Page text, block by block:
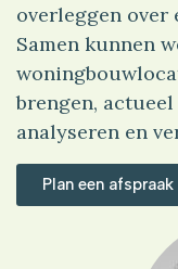
overleggen over
Samen kunnen
brengen,
analyseren en
Plan een afspraak